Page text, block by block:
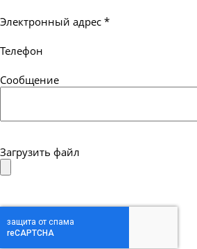
Электронный адрес *
Телефон
Сообщение
Загрузить файл